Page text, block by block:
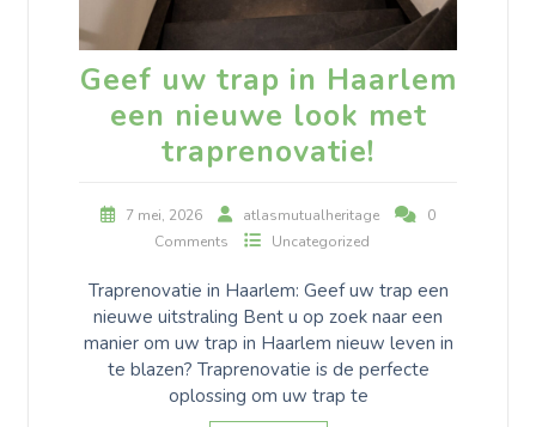
Geef uw trap in Haarlem
een nieuwe look met
traprenovatie!
7 mei, 2026 atlasmutualheritage
0
Comments
Uncategorized
Traprenovatie in Haarlem: Geef uw trap een
nieuwe uitstraling Bent u op zoek naar een
manier om uw trap in Haarlem nieuw leven in
te blazen? Traprenovatie is de perfecte
oplossing om uw trap te